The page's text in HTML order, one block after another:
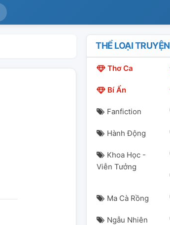
THỂ LOẠI TRUYỆN
Thơ Ca
Bí Ẩn
Fanfiction
Hành Động
Khoa Học -
Viễn Tưởng
Ma Cà Rồng
Ngẫu Nhiên